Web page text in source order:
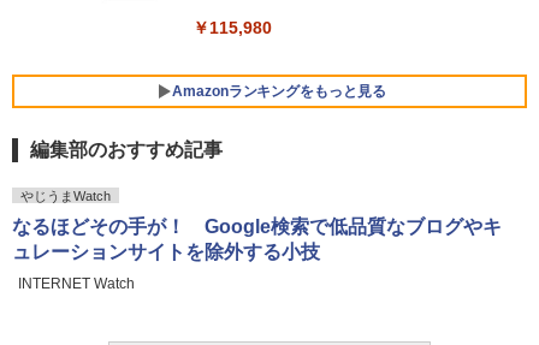
￥139,880
￥115,980
Amazonランキングをもっと見る
編集部のおすすめ記事
やじうまWatch
なるほどその手が！ Google検索で低品質なブログやキ
ュレーションサイトを除外する小技
INTERNET Watch